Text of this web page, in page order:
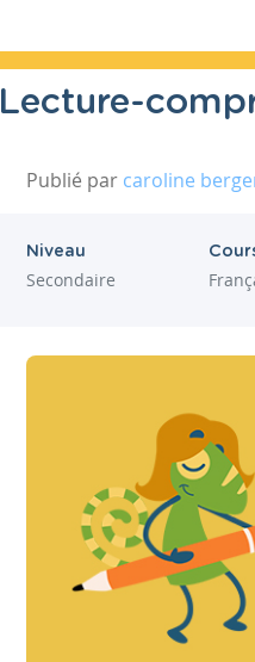
Lecture-
Publié par caroline
Niveau
Secondaire